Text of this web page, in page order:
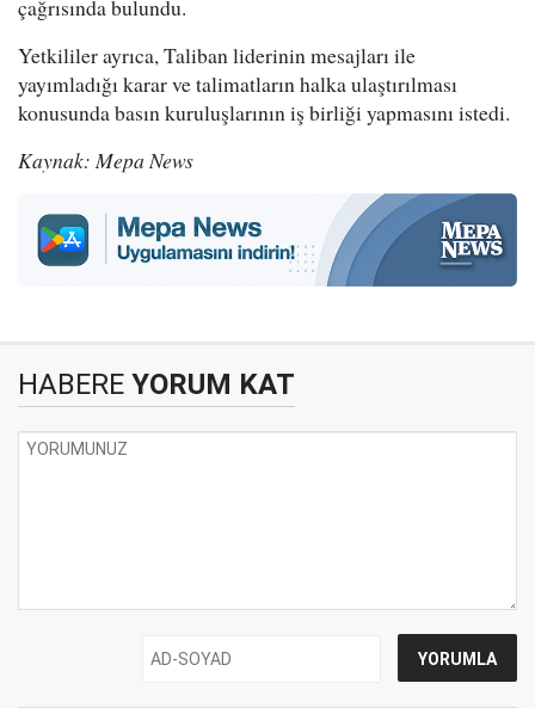
çağrısında bulundu.
Yetkililer ayrıca, Taliban liderinin mesajları ile
yayımladığı karar ve talimatların halka ulaştırılması
konusunda basın kuruluşlarının iş birliği yapmasını istedi.
Kaynak: Mepa News
HABERE YORUM KAT